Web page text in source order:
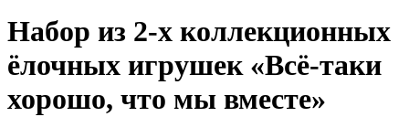
Набор из 2-х коллекционных
ёлочных игрушек «Всё-таки
хорошо, что мы вместе»